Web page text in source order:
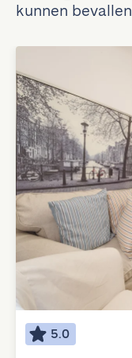
kunnen bevallen
5.0